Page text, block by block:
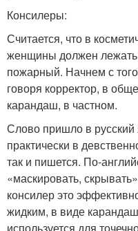
Консилеры:
Считается, что в
женщины должен лежать
пожарный. Начнем с
говоря корректор, в
карандаш, в частном.
Слово пришло в русский
практически в
так и пишется. По-
«маскировать,
консилер это
жидким, в виде